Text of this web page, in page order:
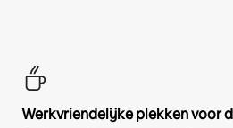
Werkvriendelijke plekken voor